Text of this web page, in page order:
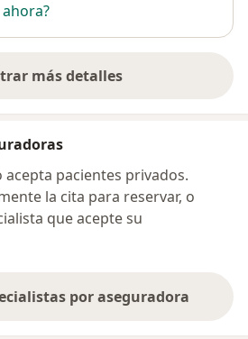
más detalles
sobre la dirección
acepta pacientes privados.
la cita para reservar, o
que acepte su
por aseguradora